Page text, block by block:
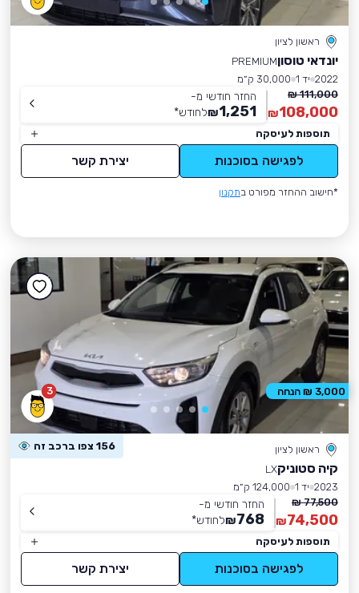
ראשון לציון
יונדאי טוסוןPREMIUM
2022 יד 1
30,000 ק״מ
111,000 ₪
108,000
₪
החזר חודשי מ-
1,251
₪לחודש*
תוספות לעיסקה
לפגישה בסוכנות יצירת קשר
*חישוב ההחזר מפורט בתקנון
3
ראשון לציון 156 צפו ברכב זה
קיה סטוניקLX
2023 יד 1
124,000 ק״מ
77,500 ₪
74,500
₪
החזר חודשי מ-
768
₪לחודש*
תוספות לעיסקה
לפגישה בסוכנות יצירת קשר
3,000 ₪ הנחה